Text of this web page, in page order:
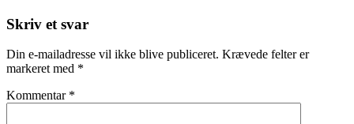
Skriv et svar
Din e-mailadresse vil ikke blive publiceret. Krævede felter er
markeret med *
Kommentar *